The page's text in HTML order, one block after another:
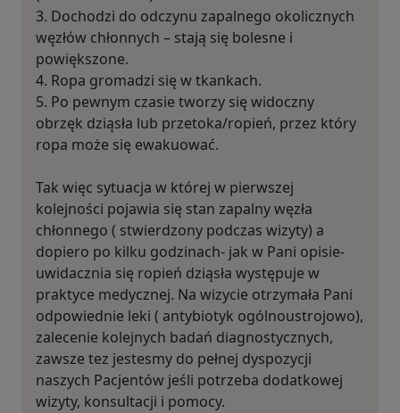
3. Dochodzi do odczynu zapalnego okolicznych
węzłów chłonnych – stają się bolesne i
powiększone.
4. Ropa gromadzi się w tkankach.
5. Po pewnym czasie tworzy się widoczny
obrzęk dziąsła lub przetoka/ropień, przez który
ropa może się ewakuować.
Tak więc sytuacja w której w pierwszej
kolejności pojawia się stan zapalny węzła
chłonnego ( stwierdzony podczas wizyty) a
dopiero po kilku godzinach- jak w Pani opisie-
uwidacznia się ropień dziąsła występuje w
praktyce medycznej. Na wizycie otrzymała Pani
odpowiednie leki ( antybiotyk ogólnoustrojowo),
zalecenie kolejnych badań diagnostycznych,
zawsze tez jestesmy do pełnej dyspozycji
naszych Pacjentów jeśli potrzeba dodatkowej
wizyty, konsultacji i pomocy.